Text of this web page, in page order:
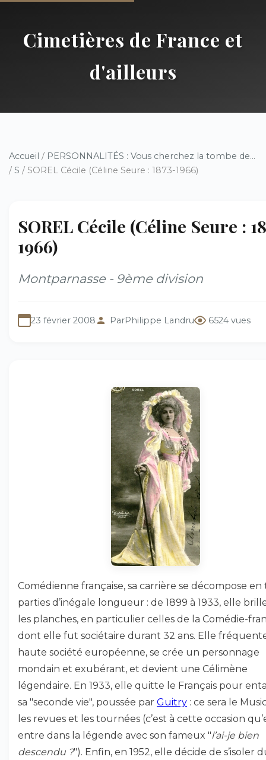
Cimetières de France et
d'ailleurs
Accueil / PERSONNALITÉS : Vous cherchez la tombe de...
/ S / SOREL Cécile (Céline Seure : 1873-1966)
SOREL Cécile (Céline Seure :
1966)
Montparnasse - 9ème division
23 février 2008 ParPhilippe Landru 6524 vues
Comédienne française, sa carrière se décompose en
parties d’inégale longueur : de 1899 à 1933, elle
les planches, en particulier celles de la Comédie-
dont elle fut sociétaire durant 32 ans. Elle
haute société européenne, se crée un personnage
mondain et exubérant, et devient une Célimène
légendaire. En 1933, elle quitte le Français pour
sa "seconde vie", poussée par Guitry : ce sera le
les revues et les tournées (c’est à cette occasion
entre dans la légende avec son fameux "l’ai-je bien
descendu ?"). Enfin, en 1952, elle décide de s’isoler